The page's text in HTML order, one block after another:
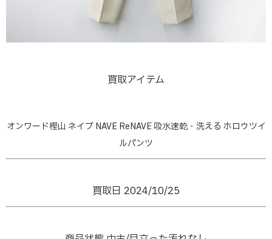
買取アイテム
オンワード樫山 ネイブ NAVE ReNAVE 吸水速乾・洗える ホロウツイ
ルパンツ
買取日 2024/10/25